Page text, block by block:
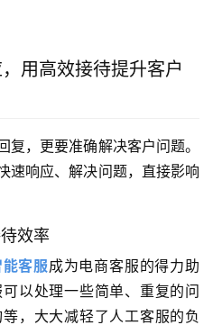
用高效接待提升客户
，更要准确解决客户问题。
速响应、解决问题，直接影响
效率
能客服成为电商客服的得力助
以处理一些简单、重复的问
，大大减轻了人工客服的负